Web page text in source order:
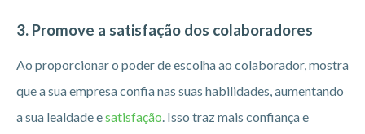
3. Promove a satisfação dos colaboradores
Ao proporcionar o poder de escolha ao colaborador, mostra
que a sua empresa confia nas suas habilidades, aumentando
a sua lealdade esatisfação. Isso traz mais confiança e